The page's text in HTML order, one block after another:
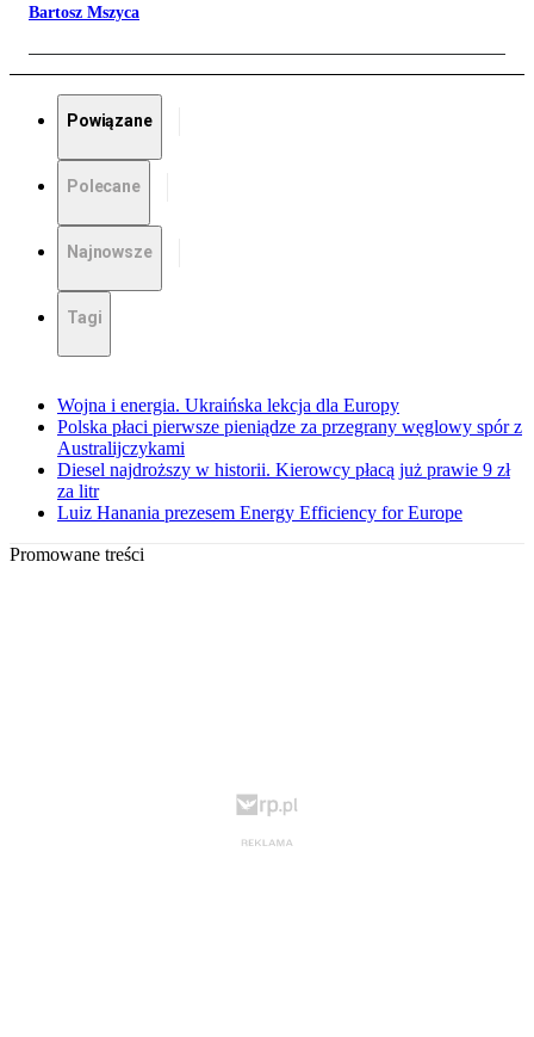
Bartosz Mszyca
Powiązane
Polecane
Najnowsze
Tagi
Wojna i energia. Ukraińska lekcja dla Europy
Polska płaci pierwsze pieniądze za przegrany węglowy spór z
Australijczykami
Diesel najdroższy w historii. Kierowcy płacą już prawie 9 zł
za litr
Luiz Hanania prezesem Energy Efficiency for Europe
Promowane treści